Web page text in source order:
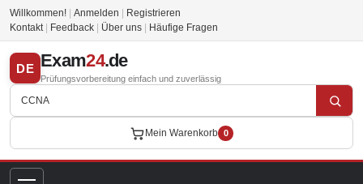
Willkommen! Anmelden
Registrieren
Kontakt
Feedback Über uns Häufige Fragen
DE Exam24.de
Prüfungsvorbereitung einfach und zuverlässig
Mein Warenkorb 0